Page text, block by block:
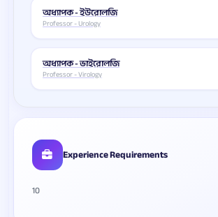
অধ্যাপক - ইউরোলজি
Professor - Urology
অধ্যাপক - ভাইরোলজি
Professor - Virology
Experience Requirements
10